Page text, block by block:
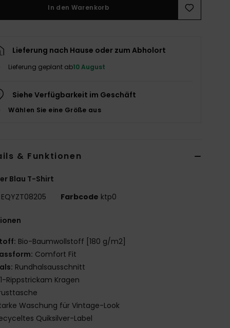
In den Warenkorb
Lieferung nach Hause oder zum Abholort
Lieferung geplant ab10 August
Siehe Verfügbarkeit im Geschäft
Wählen Sie eine Größe aus
& Funktionen
Blau T-Shirt
EQYZT08205 Farbcode ktp0
Bio-Baumwollstoff [180 g/m2]
Comfort Fit
Rundhalsausschnitt
Rippstrickam Kragen
Waschung für Vintage-Look
Quiksilver-Label